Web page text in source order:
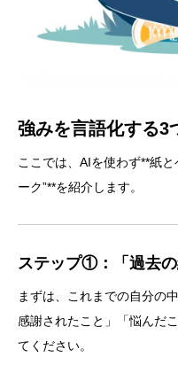
強みを言語化する3
ここでは、AIを使わず**紙
ーク”**を紹介します。
ステップ①：「過去
まずは、これまでの自分の
感謝されたこと」「悩んだ
てください。